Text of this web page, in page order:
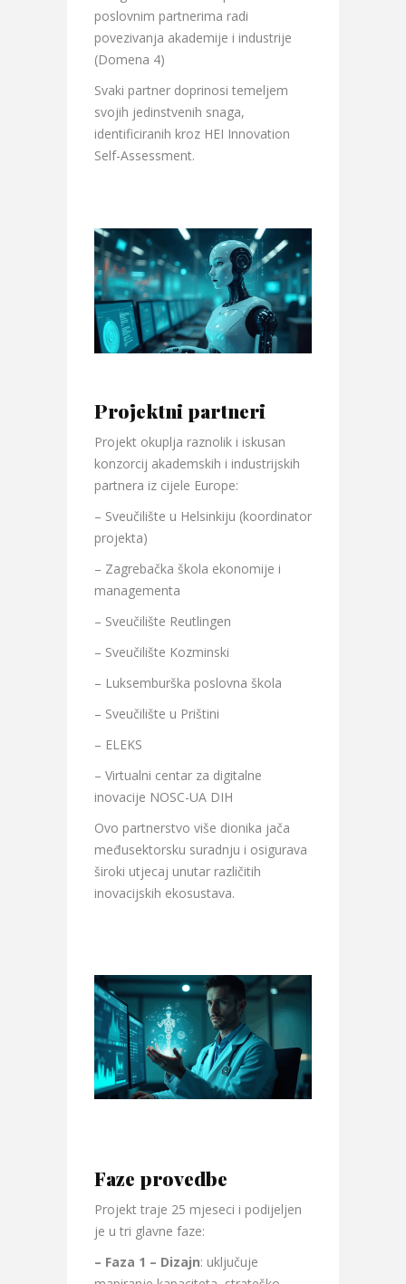
poslovnim partnerima radi
povezivanja akademije i industrije
(Domena 4)
Svaki partner doprinosi temeljem
svojih jedinstvenih snaga,
identificiranih kroz HEI Innovation
Self-Assessment.
Projektni partneri
Projekt okuplja raznolik i iskusan
konzorcij akademskih i industrijskih
partnera iz cijele Europe:
– Sveučilište u Helsinkiju (koordinator
projekta)
– Zagrebačka škola ekonomije i
managementa
– Sveučilište Reutlingen
– Sveučilište Kozminski
– Luksemburška poslovna škola
– Sveučilište u Prištini
– ELEKS
– Virtualni centar za digitalne
inovacije NOSC-UA DIH
Ovo partnerstvo više dionika jača
međusektorsku suradnju i osigurava
široki utjecaj unutar različitih
inovacijskih ekosustava.
Faze provedbe
Projekt traje 25 mjeseci i podijeljen
je u tri glavne faze:
– Faza 1 – Dizajn: uključuje